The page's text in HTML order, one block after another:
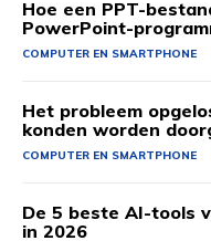
Hoe een PPT-
PowerPoint-
COMPUTER EN SMARTPHONE
Het probleem
konden worden
COMPUTER EN SMARTPHONE
De 5 beste AI-tools
in 2026